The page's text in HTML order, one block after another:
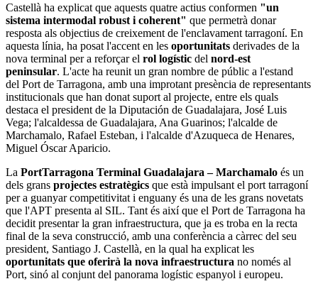
Castellà ha explicat que aquests quatre actius conformen "un
sistema intermodal robust i coherent" que permetrà donar
resposta als objectius de creixement de l'enclavament tarragoní. En
aquesta línia, ha posat l'accent en les oportunitats derivades de la
nova terminal per a reforçar el rol logístic del nord-est
peninsular. L'acte ha reunit un gran nombre de públic a l'estand
del Port de Tarragona, amb una improtant presència de representants
institucionals que han donat suport al projecte, entre els quals
destaca el president de la Diputación de Guadalajara, José Luis
Vega; l'alcaldessa de Guadalajara, Ana Guarinos; l'alcalde de
Marchamalo, Rafael Esteban, i l'alcalde d'Azuqueca de Henares,
Miguel Óscar Aparicio.
La PortTarragona Terminal Guadalajara – Marchamalo és un
dels grans projectes estratègics que està impulsant el port tarragoní
per a guanyar competitivitat i enguany és una de les grans novetats
que l'APT presenta al SIL. Tant és així que el Port de Tarragona ha
decidit presentar la gran infraestructura, que ja es troba en la recta
final de la seva construcció, amb una conferència a càrrec del seu
president, Santiago J. Castellà, en la qual ha explicat les
oportunitats que oferirà la nova infraestructura no només al
Port, sinó al conjunt del panorama logístic espanyol i europeu.